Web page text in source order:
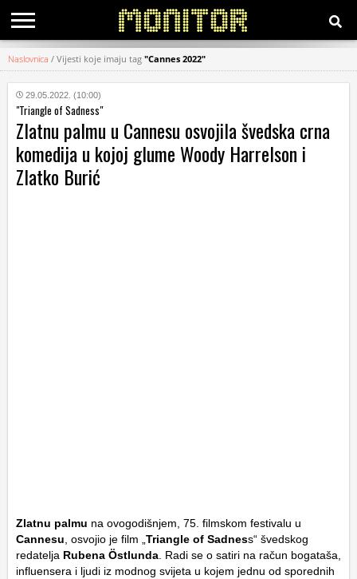
KATEGORIJE
HRVATSKI
WEB
Naslovnica / Vijesti koje imaju tag "Cannes 2022"
29.05.2022. (10:00)
"Triangle of Sadness"
Zlatnu palmu u Cannesu osvojila švedska crna
komedija u kojoj glume Woody Harrelson i
Zlatko Burić
Zlatnu palmu na ovogodišnjem, 75. filmskom festivalu u
Cannesu , osvojio je film „ Triangle of Sadness“ švedskog
redatelja Rubena Östlunda . Radi se o satiri na račun bogataša,
influensera i ljudi iz modnog svijeta u kojem jednu od sporednih